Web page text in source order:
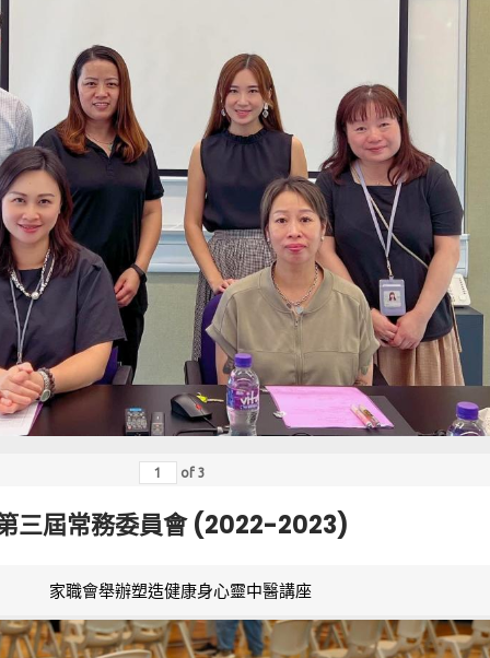
of 3
三屆常務委員會 (2022-2023)
家職會舉辦塑造健康身心靈中醫講座